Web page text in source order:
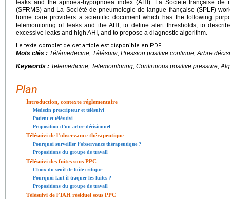
leaks and the apnoea-hypopnoea index (AHI). La Société française
(SFRMS) and La Société de pneumologie de langue française (SPLF)
home care providers a scientific document which has the following
telemonitoring of leaks and the AHI, to define alert thresholds, to
excessive leaks and high AHI, and to propose a diagnostic algorithm.
Le texte complet de cet article est disponible en PDF.
Mots clés : Télémedecine, Télésuivi, Pression positive continue, Arbre
Keywords : Telemedicine, Telemonitoring, Continuous positive pressure,
Plan
Introduction, contexte réglementaire
Médecin prescripteur et télésuivi
Patient et télésuivi
Proposition d’un arbre décisionnel
Télésuivi de l’observance thérapeutique
Pourquoi surveiller l’observance thérapeutique ?
Propositions du groupe de travail
Télésuivi des fuites sous PPC
Choix du seuil de fuite critique
Pourquoi faut-il traquer les fuites ?
Propositions du groupe de travail
Télésuivi de l’IAH résiduel sous PPC